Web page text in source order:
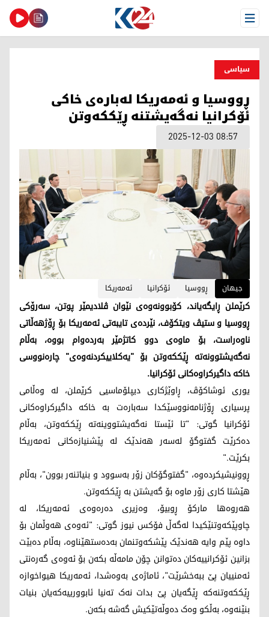
Open Menu
سیاسی
ڕووسیا و ئەمەریکا لەبارەی خاکی
ئۆکرانیا نەگەیشتنە ڕێککەوتن
2025-12-03 08:57
جیهان ڕووسیا ئۆکرانیا ئەمەریکا
کرێملن ڕایگەیاند، کۆبوونەوەی نێوان ڤلادیمێر پوتن، سەرۆکی
ڕووسیا و ستیڤ ویتکۆف، نێردەی تایبەتی ئەمەریکا بۆ ڕۆژهەڵاتی
ناوەراست، بۆ ماوەی دوو کاتژمێر بەردەوام بووە، بەڵام
نەگەیشتوونەتە ڕێککەوتن بۆ "یەکلاییکردنەوەی" چارەنووسی
خاکە داگیرکراوەکانی ئۆکرانیا.
یوری ئوشاکۆڤ، ڕاوێژکاری دیپلۆماسیی کرێملن، لە وەڵامی
پرسیاری ڕۆژنامەنووسێکدا سەبارەت بە خاکە داگیرکراوەکانی
ئۆکرانیا گوتی: "تا ئێستا نەگەیشتووینەتە ڕێککەوتن، بەڵام
دەکرێت گفتوگۆ لەسەر هەندێک لە پێشنیازەکانی ئەمەریکا
بکرێت."
ڕوونیشیکردەوە، "گفتوگۆکان زۆر بەسوود و بنیاتنەر بوون"، بەڵام
هێشتا کاری زۆر ماوە بۆ گەیشتن بە ڕێککەوتن.
هەروەها مارکۆ ڕوبیۆ، وەزیری دەرەوەی ئەمەریکا، لە
چاوپێکەوتنێکیدا لەگەڵ فۆکس نیوز گوتی: "ئەوەی هەوڵمان بۆ
داوە پێم وایە هەندێک پێشکەوتنمان بەدەستهێناوە، بەڵام دەبێت
بزانین ئۆکرانییەکان دەتوانن چۆن مامەڵە بکەن بۆ ئەوەی گەرەنتی
ئەمنییان پێ ببەخشرێت"، ئاماژەی بەوەشدا، ئەمەریکا هیواخوازە
ڕێککەوتنەکە ڕێگەیان پێ بدات نەک تەنیا ئابوورییەکەیان بنیات
بنێنەوە، بەڵکو وەک دەوڵەتێکیش گەشە بکەن.